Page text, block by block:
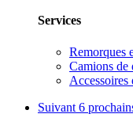
Services
Remorques
Camions de
Accessoires
Suivant 6